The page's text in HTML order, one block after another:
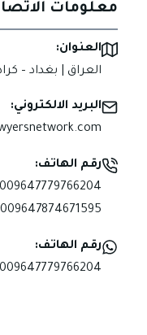
معلومات
العنوان:
العراق | بغداد –
البريد الالكتروني:
رقم الهاتف:
009647779766204
009647874671595
رقم الهاتف:
009647779766204